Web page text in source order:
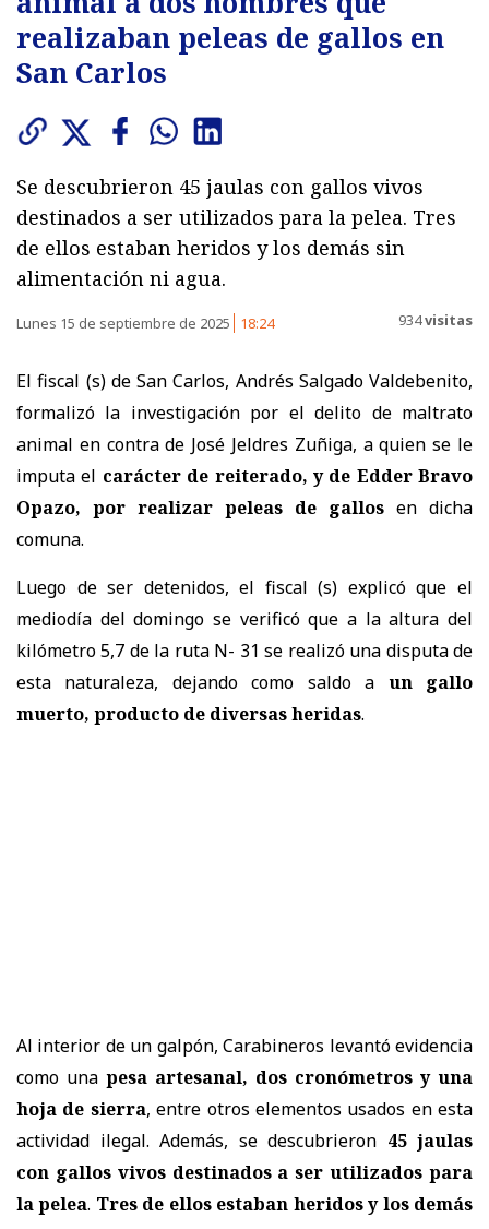
realizaban peleas de gallos en
San Carlos
Se descubrieron 45 jaulas con gallos vivos
destinados a ser utilizados para la pelea. Tres
de ellos estaban heridos y los demás sin
alimentación ni agua.
Lunes 15 de septiembre de 2025 18:24 934visitas
El fiscal (s) de San Carlos, Andrés Salgado Valdebenito,
formalizó la investigación por el delito de maltrato
animal en contra de José Jeldres Zuñiga, a quien se le
imputa el carácter de reiterado, y de Edder Bravo
Opazo, por realizar peleas de gallos en dicha
comuna.
Luego de ser detenidos, el fiscal (s) explicó que el
mediodía del domingo se verificó que a la altura del
kilómetro 5,7 de la ruta N- 31 se realizó una disputa de
esta naturaleza, dejando como saldo a un gallo
muerto, producto de diversas heridas.
Al interior de un galpón, Carabineros levantó evidencia
como una pesa artesanal, dos cronómetros y una
hoja de sierra, entre otros elementos usados en esta
actividad ilegal. Además, se descubrieron 45 jaulas
con gallos vivos destinados a ser utilizados para
la pelea. Tres de ellos estaban heridos y los demás